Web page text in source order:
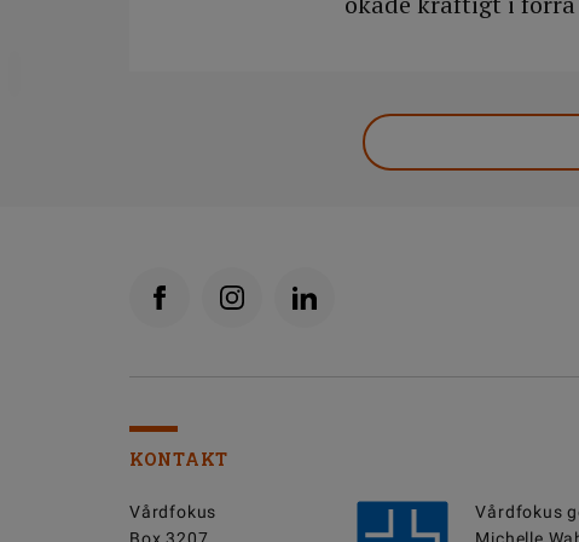
KONTAKT
Vårdfokus
Vårdfokus